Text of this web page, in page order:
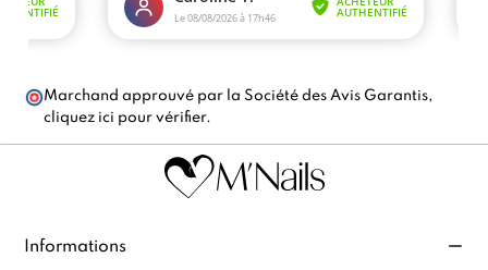
Marchand approuvé par la Société des Avis Garantis,
cliquez ici pour vérifier.
Informations